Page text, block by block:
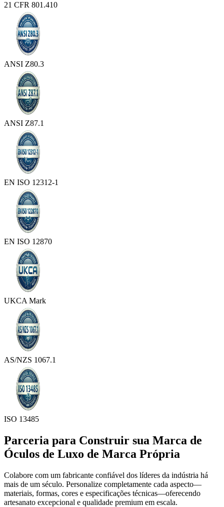
21 CFR 801.410
ANSI Z80.3
ANSI Z87.1
EN ISO 12312-1
EN ISO 12870
UKCA Mark
AS/NZS 1067.1
ISO 13485
Parceria para Construir sua Marca de
Óculos de Luxo de Marca Própria
Colabore com um fabricante confiável dos líderes da indústria há
mais de um século. Personalize completamente cada aspecto—
materiais, formas, cores e especificações técnicas—oferecendo
artesanato excepcional e qualidade premium em escala.